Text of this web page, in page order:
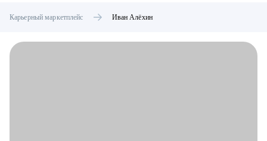
Карьерный маркетплейс Иван Алёхин